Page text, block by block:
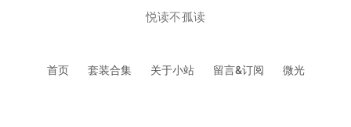
悦读不孤读
首页 套装合集 关于小站 留言&订阅 微光